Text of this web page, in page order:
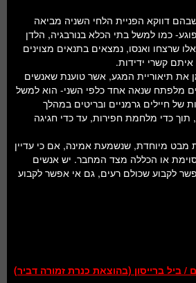
דווקא הפניית הלחי השניה מביאה
כמו למשל בתי הכלא בנורבגיה, הלדן
שרצחו ואנסו, נמצאים בתנאים מצוינים
קשרי ידידות.
את תיאוריית המגע, אשר טוענת שאנשים
מלפתח שנאה אחד כלפי השני- הוא למשל
של חיילים גרמניים ובריטים במהלך
כדי מלחמת חפירות, עד כדי חגיגה
מבט מיוחדת, שנשמעת אמינה, אם כי עדיין
או הכללה מצד המחבר. יש אנשים
לקבוע שכולם רעים, גם אי אפשר לקבוע
ביל ברייסון (בהוצאת כנרת זמורה דביר)